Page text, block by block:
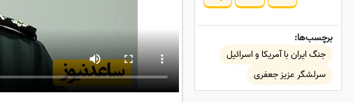
برچسب‌ها:
جنگ ایران با آمریکا و اسرائیل
سرلشگر عزیز جعفری